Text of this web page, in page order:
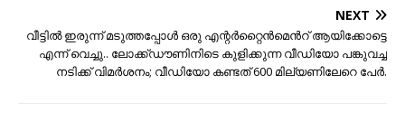
NEXT
വീട്ടില്‍ ഇരുന്ന് മടുത്തപ്പോള്‍ ഒരു എന്റര്‍റ്റൈന്‍മെന്‍റ് ആയിക്കോട്ടെ
എന്ന് വെച്ചു.. ലോക്ക്ഡൗണിനിടെ കുളിക്കുന്ന വീഡിയോ പങ്കുവച്ച
നടിക്ക് വിമർശനം; വീഡിയോ കണ്ടത് 600 മില്യണിലേറെ പേർ.